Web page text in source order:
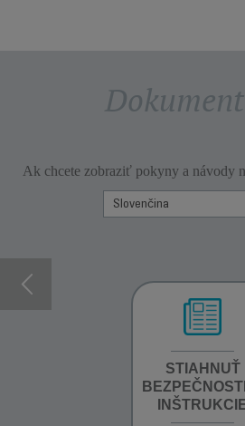
Ak chcete zobraziť pokyny a návody
STIAHNUŤ